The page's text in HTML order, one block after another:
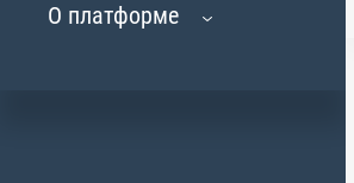
О платформе